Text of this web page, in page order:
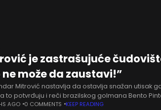
je zastrašujuće
može da zaustavi!”
Mitrović nastavlja da ostavlja snažan utisak
to potvrđuju i reči brazilskog golmana Bento
kao jednog od najtežih napadača
AGO 0 COMMENTS KEEP READING